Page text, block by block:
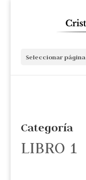
Seleccionar página
Categoría
LIBRO 1